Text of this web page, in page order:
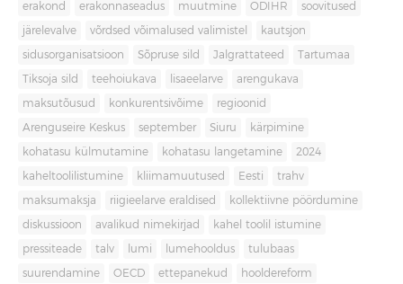
erakond erakonnaseadus muutmine ODIHR soovitused
järelevalve võrdsed võimalused valimistel kautsjon
sidusorganisatsioon Sõpruse sild Jalgrattateed Tartumaa
Tiksoja sild teehoiukava lisaeelarve arengukava
maksutõusud konkurentsivõime regioonid
Arenguseire Keskus september Siuru kärpimine
kohatasu külmutamine kohatasu langetamine 2024
kaheltoolilistumine kliimamuutused Eesti trahv
maksumaksja riigieelarve eraldised kollektiivne pöördumine
diskussioon avalikud nimekirjad kahel toolil istumine
pressiteade talv lumi lumehooldus tulubaas
suurendamine OECD ettepanekud hooldereform